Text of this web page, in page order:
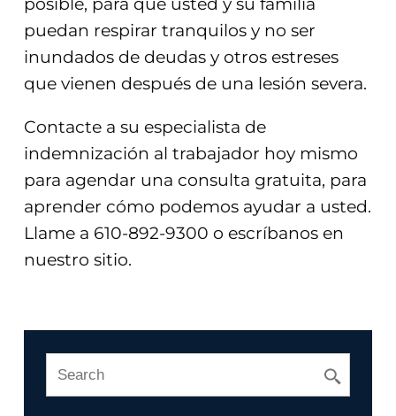
puedan respirar tranquilos y no ser
inundados de deudas y otros estreses
que vienen después de una lesión severa.
Contacte a su especialista de
indemnización al trabajador hoy mismo
para agendar una consulta gratuita, para
aprender cómo podemos ayudar a usted.
Llame a 610-892-9300 o escríbanos en
nuestro sitio.